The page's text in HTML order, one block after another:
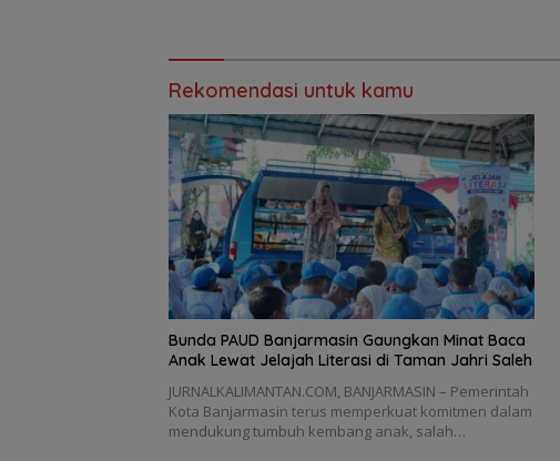
Rekomendasi untuk kamu
Bunda PAUD Banjarmasin Gaungkan Minat Baca
Anak Lewat Jelajah Literasi di Taman Jahri Saleh
JURNALKALIMANTAN.COM, BANJARMASIN – Pemerintah
Kota Banjarmasin terus memperkuat komitmen dalam
mendukung tumbuh kembang anak, salah…